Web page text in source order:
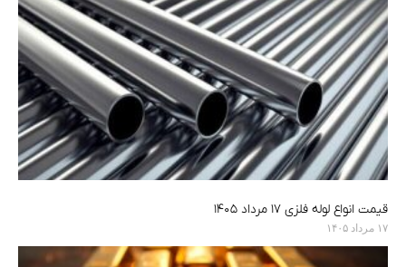
قیمت انواع لوله فلزی ۱۷ مرداد ۱۴۰۵
۱۷ مرداد ۱۴۰۵